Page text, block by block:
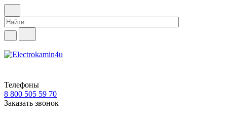
Телефоны
8 800 505 59 70
Заказать звонок